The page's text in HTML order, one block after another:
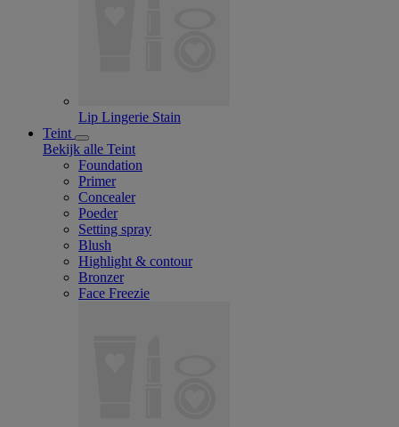
Lip Lingerie Stain
Teint
Bekijk alle Teint
Foundation
Primer
Concealer
Poeder
Setting spray
Blush
Highlight & contour
Bronzer
Face Freezie